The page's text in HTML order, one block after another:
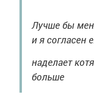
Лучше бы
и я согласен
наделает
больше